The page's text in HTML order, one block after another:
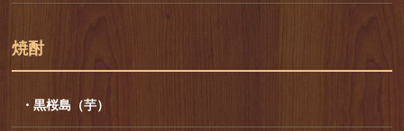
焼酎
・黒桜島（芋）